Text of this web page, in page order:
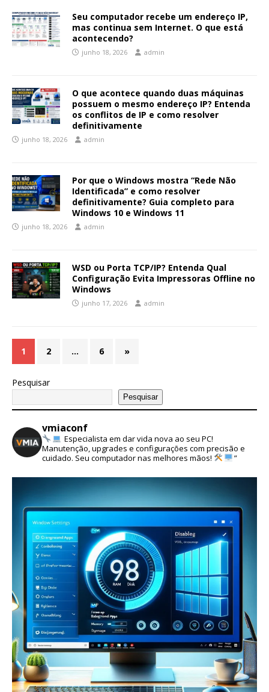
Seu computador recebe um endereço IP,
mas continua sem Internet. O que está
acontecendo?
junho 18, 2026 admin
O que acontece quando duas máquinas
possuem o mesmo endereço IP? Entenda
os conflitos de IP e como resolver
definitivamente
junho 18, 2026 admin
Por que o Windows mostra “Rede Não
Identificada” e como resolver
definitivamente? Guia completo para
Windows 10 e Windows 11
junho 18, 2026 admin
WSD ou Porta TCP/IP? Entenda Qual
Configuração Evita Impressoras Offline no
Windows
junho 17, 2026 admin
1 2 … 6 »
Pesquisar
Pesquisar
vmiaconf
Especialista em dar vida nova ao seu PC!
Manutenção, upgrades e configurações com precisão e
cuidado. Seu computador nas melhores mãos!
”